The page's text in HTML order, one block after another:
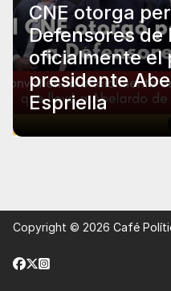
CNE otorga
Defensores de
oficialmente el
presidente
Espriella
Copyright © 2026 Café